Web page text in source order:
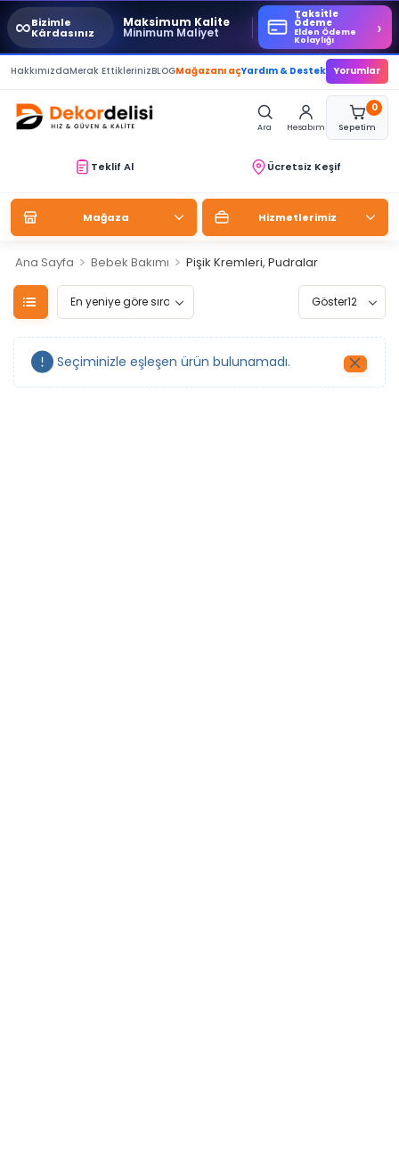
∞Bizimle
Kârdasınız
Maksimum Kalite
Minimum Maliyet
Taksitle
Ödeme
Elden Ödeme
Kolaylığı
›
HakkımızdaMerak EttiklerinizBLOGMağazanı açYardım & Destek Yorumlar
Ara Hesabım
0
Sepetim
Teklif Al Ücretsiz Keşif
Mağaza Hizmetlerimiz
Ana Sayfa > Bebek Bakımı > Pişik Kremleri, Pudralar
Seçiminizle eşleşen ürün bulunamadı.